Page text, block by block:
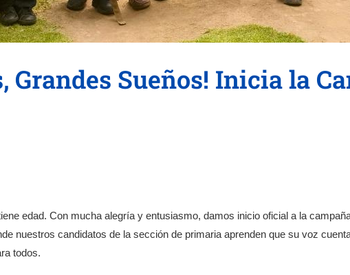
Grandes Sueños! Inicia la
edad. Con mucha alegría y entusiasmo, damos inicio oficial a la
nuestros candidatos de la sección de primaria aprenden que su voz
todos.